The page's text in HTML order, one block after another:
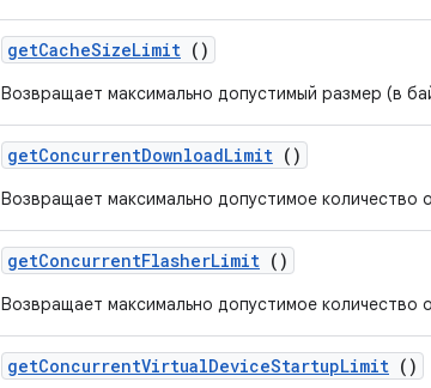
getCacheSizeLimit ()
Возвращает максимально допустимый размер (в
getConcurrentDownloadLimit ()
Возвращает максимально допустимое количество
getConcurrentFlasherLimit ()
Возвращает максимально допустимое количество
getConcurrentVirtualDeviceStartupLimit ()